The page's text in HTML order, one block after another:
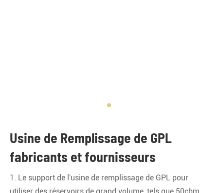
Usine de Remplissage de GPL
fabricants et fournisseurs
1. Le support de l'usine de remplissage de GPL pour
utiliser des réservoirs de grand volume, tels que 50cbm